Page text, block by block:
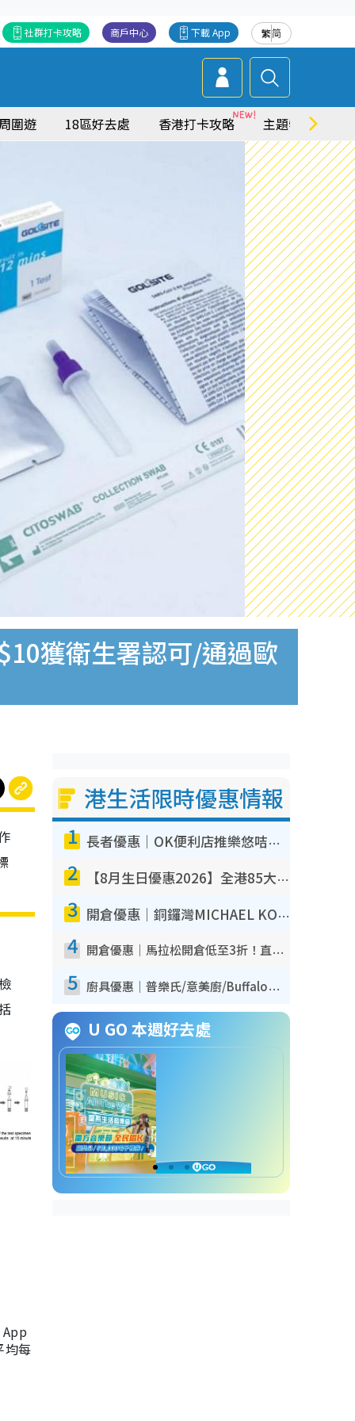
繁简
下載 App
商戶中心
社群打卡攻略
圍遊 18區好去處 香港打卡攻略 主題特集
獲衛生署認可/通過歐
均每
港生活限時優惠情報
1 長者優惠｜OK便利店推樂悠咭優惠！買麵包/牛奶/保健品拍卡即減
2 【8月生日優惠2026】全港85大食買玩著數攻略 自助餐/火鍋放題同行免費＋誠品/DONKI送現金券
3 開倉優惠｜銅鑼灣MICHAEL KORS開倉低至17折！直擊$500起買手袋/銀包/鞋款 必買經典Jet Set系列
4 開倉優惠｜馬拉松開倉低至3折！直擊$99起買adidas／New Balance／Puma鞋款 STANLEY保溫杯劈價至$119起
5 廚具優惠｜普樂氏/意美廚/Buffalo廚具低至3折！$89起買煎鍋／炒鑊／個人鍋 同場小家電激減至$99起
U GO 本週好去處